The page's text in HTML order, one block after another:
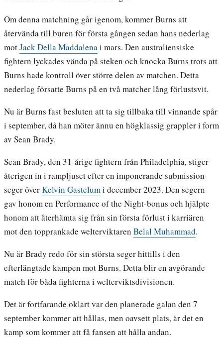
Om denna matchning går igenom, kommer Burns att
återvända till buren för första gången sedan hans nederlag
motJack Della Maddalenai mars. Den australiensiske
fightern lyckades vända på steken och knocka Burns trots att
Burns hade kontroll över större delen av matchen. Detta
nederlag försatte Burns på en två matcher lång förlustsvit.
Nu är Burns fast besluten att ta sig tillbaka till vinnande spår
i september, då han möter ännu en högklassig grappler i form
av Sean Brady.
Sean Brady, den 31-årige fightern från Philadelphia, stiger
återigen in i rampljuset efter en imponerande submission-
seger överKelvin Gastelumi december 2023. Den segern
gav honom en Performance of the Night-bonus och hjälpte
honom att återhämta sig från sin första förlust i karriären
mot den topprankade welterviktaren Belal Muhammad.
Nu är Brady redo för sin största seger hittills i den
efterlängtade kampen mot Burns. Detta blir en avgörande
match för båda fighterna i welterviktsdivisionen.
Det är fortfarande oklart var den planerade galan den 7
september kommer att hållas, men oavsett plats, är det en
kamp som kommer att få fansen att hålla andan.